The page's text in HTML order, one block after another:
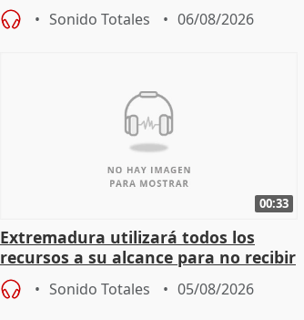
Sonido Totales 06/08/2026
00:33
Extremadura utilizará todos los
recursos a su alcance para no recibir
más menores migrantes
Sonido Totales 05/08/2026